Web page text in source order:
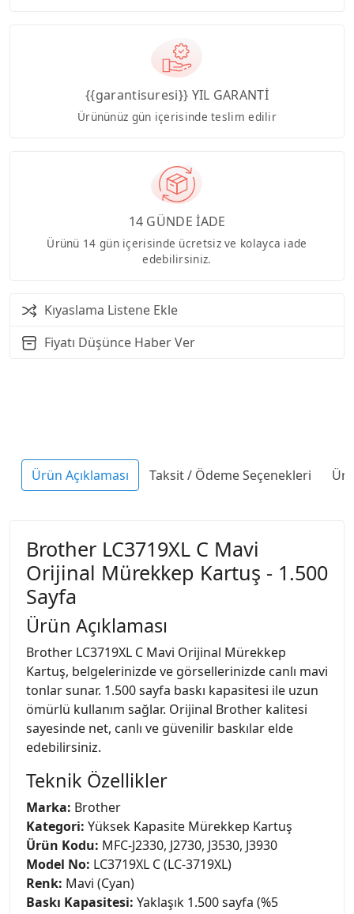
{{garantisuresi}} YIL GARANTİ
Ürününüz gün içerisinde teslim edilir
14 GÜNDE İADE
Ürünü 14 gün içerisinde ücretsiz ve kolayca iade
edebilirsiniz.
Kıyaslama Listene Ekle
Fiyatı Düşünce Haber Ver
Ürün Açıklaması Taksit / Ödeme Seçenekleri
Brother LC3719XL C Mavi
Orijinal Mürekkep Kartuş - 1.500
Sayfa
Ürün Açıklaması
Brother LC3719XL C Mavi Orijinal Mürekkep
Kartuş, belgelerinizde ve görsellerinizde canlı mavi
tonlar sunar. 1.500 sayfa baskı kapasitesi ile uzun
ömürlü kullanım sağlar. Orijinal Brother kalitesi
sayesinde net, canlı ve güvenilir baskılar elde
edebilirsiniz.
Teknik Özellikler
Marka: Brother
Kategori: Yüksek Kapasite Mürekkep Kartuş
Ürün Kodu: MFC-J2330, J2730, J3530, J3930
Model No: LC3719XL C (LC-3719XL)
Renk: Mavi (Cyan)
Baskı Kapasitesi: Yaklaşık 1.500 sayfa (%5